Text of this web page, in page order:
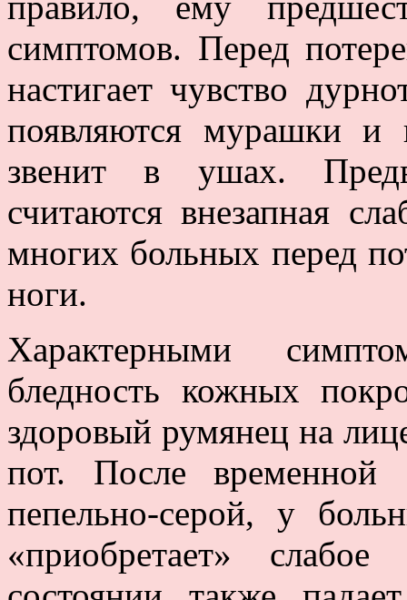
симптомов. Перед
настигает чувство
появляются мурашки и
звенит в ушах.
считаются внезапная
многих больных перед
ноги.
Характерными
бледность кожных
здоровый румянец на
пот. После временной
пепельно-серой, у
«приобретает»